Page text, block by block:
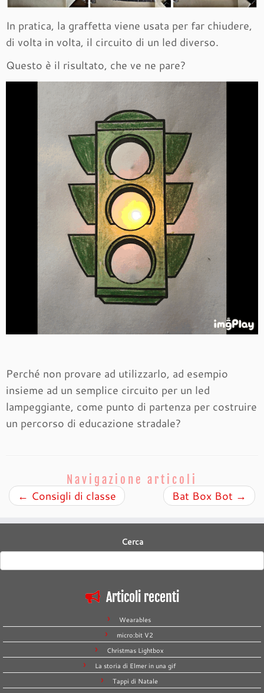
In pratica, la graffetta viene usata per far chiudere,
di volta in volta, il circuito di un led diverso.
Questo è il risultato, che ve ne pare?
Perché non provare ad utilizzarlo, ad esempio
insieme ad un semplice circuito per un led
lampeggiante, come punto di partenza per costruire
un percorso di educazione stradale?
Navigazione articoli
← Consigli di classe Bat Box Bot →
Cerca
Articoli recenti
Wearables
micro:bit V2
Christmas Lightbox
La storia di Elmer in una gif
Tappi di Natale